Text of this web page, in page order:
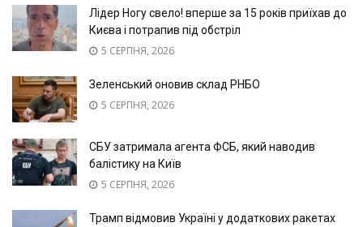
Лідер Ногу свело! вперше за 15 років приїхав до
Києва і потрапив під обстріл
5 СЕРПНЯ, 2026
Зеленський оновив склад РНБО
5 СЕРПНЯ, 2026
СБУ затримала агента ФСБ, який наводив
балістику на Київ
5 СЕРПНЯ, 2026
Трамп відмовив Україні у додаткових ракетах